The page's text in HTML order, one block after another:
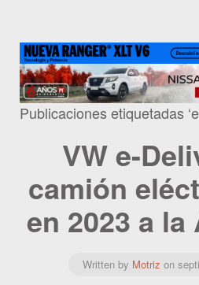
Publicaciones etiquetadas
VW e-
camión
en 2023 a
Written by Motriz on